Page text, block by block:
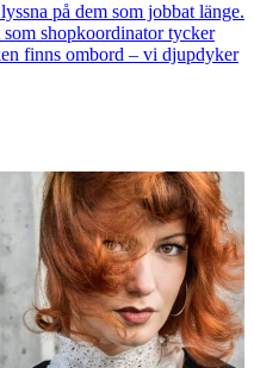
på dem som jobbat länge.
shopkoordinator tycker
finns ombord – vi djupdyker